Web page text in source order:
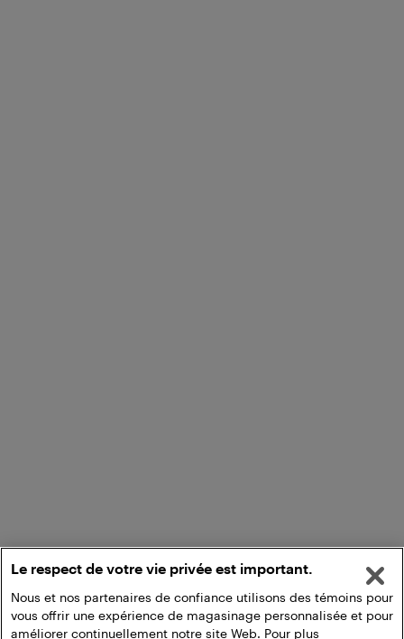
Le respect de votre vie privée est important.
Nous et nos partenaires de confiance utilisons des témoins pour
vous offrir une expérience de magasinage personnalisée et pour
améliorer continuellement notre site Web. Pour plus